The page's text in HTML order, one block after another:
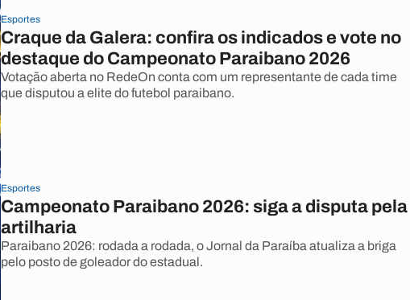
Esportes
Craque da Galera: confira os indicados e vote no
destaque do Campeonato Paraibano 2026
Votação aberta no RedeOn conta com um representante de cada time
que disputou a elite do futebol paraibano.
Esportes
Campeonato Paraibano 2026: siga a disputa pela
artilharia
Paraibano 2026: rodada a rodada, o Jornal da Paraíba atualiza a briga
pelo posto de goleador do estadual.